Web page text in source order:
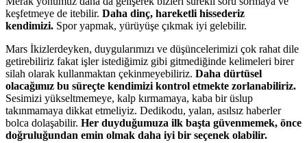
keşfetmeye de itebilir. Daha dinç, hareketli hissederiz
kendimizi. Spor yapmak, yürüyüşe çıkmak iyi gelebilir.
Mars İkizlerdeyken, duygularımızı ve düşüncelerimizi çok rahat dile
getirebiliriz fakat işler istediğimiz gibi gitmediğinde kelimeleri birer
silah olarak kullanmaktan çekinmeyebiliriz. Daha dürtüsel
olacağımız bu süreçte kendimizi kontrol etmekte zorlanabiliriz.
Sesimizi yükseltmemeye, kalp kırmamaya, kaba bir üslup
takınmamaya dikkat etmeliyiz. Dedikodu, yalan, asılsız haberler
bolca dolaşabilir. Her duyduğumuza ilk başta güvenmemek, önce
doğruluğundan emin olmak daha iyi bir seçenek olabilir.